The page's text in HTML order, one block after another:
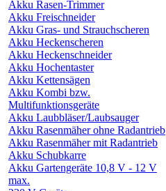
Akku Rasen-Trimmer
Akku Freischneider
Akku Gras- und Strauchscheren
Akku Heckenscheren
Akku Heckenschneider
Akku Hochentaster
Akku Kettensägen
Akku Kombi bzw.
Multifunktionsgeräte
Akku Laubbläser/Laubsauger
Akku Rasenmäher ohne Radantrieb
Akku Rasenmäher mit Radantrieb
Akku Schubkarre
Akku Gartengeräte 10,8 V - 12 V
max.